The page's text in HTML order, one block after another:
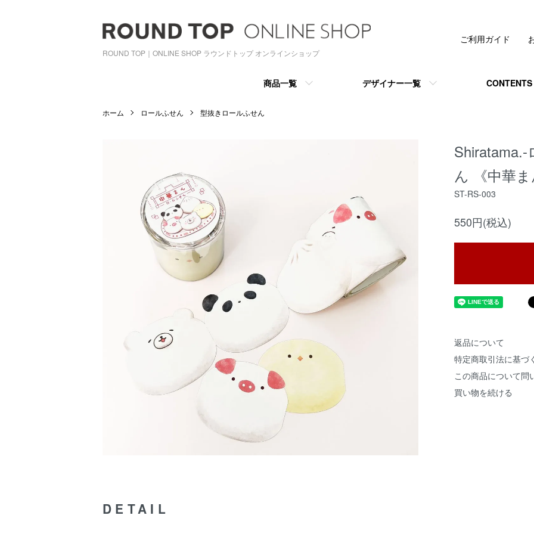
ROUND TOP｜ONLINE SHOP ラウンドトップ オンラインショップ
商品一覧 デザイナー一覧 CONTENTS
ご利用ガイド
ホーム ロールふせん 型抜きロールふせん
Shiratama.-
ん 《中華ま
ST-RS-003
550円(税込)
返品について
特定商取引法に基づ
この商品について問
買い物を続ける
DETAIL